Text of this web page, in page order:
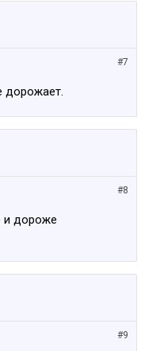
#7
дорожает.
#8
и дороже
#9